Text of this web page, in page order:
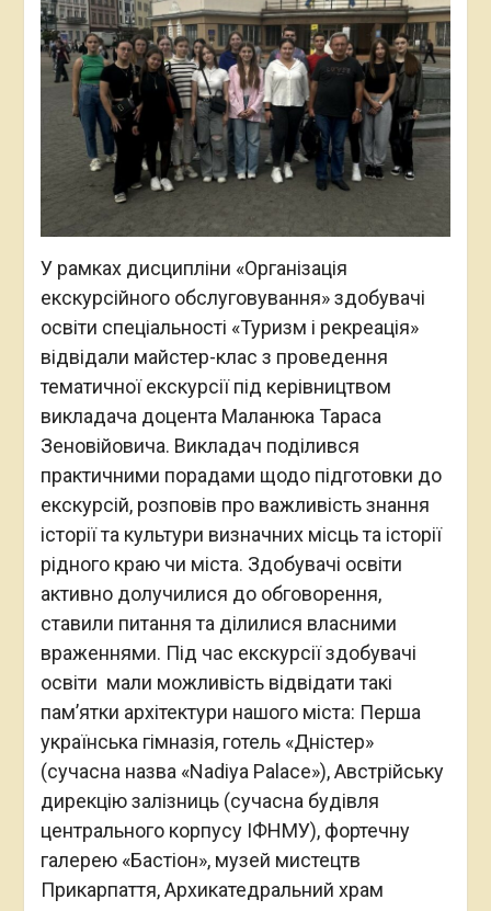
У рамках дисципліни «Організація
екскурсійного обслуговування» здобувачі
освіти спеціальності «Туризм і рекреація»
відвідали майстер-клас з проведення
тематичної екскурсії під керівництвом
викладача доцента Маланюка Тараса
Зеновійовича. Викладач поділився
практичними порадами щодо підготовки до
екскурсій, розповів про важливість знання
історії та культури визначних місць та історії
рідного краю чи міста. Здобувачі освіти
активно долучилися до обговорення,
ставили питання та ділилися власними
враженнями. Під час екскурсії здобувачі
освіти мали можливість відвідати такі
памʼятки архітектури нашого міста: Перша
українська гімназія, готель «Дністер»
(сучасна назва «Nadiya Palace»), Австрійську
дирекцію залізниць (сучасна будівля
центрального корпусу ІФНМУ), фортечну
галерею «Бастіон», музей мистецтв
Прикарпаття, Архикатедральний храм